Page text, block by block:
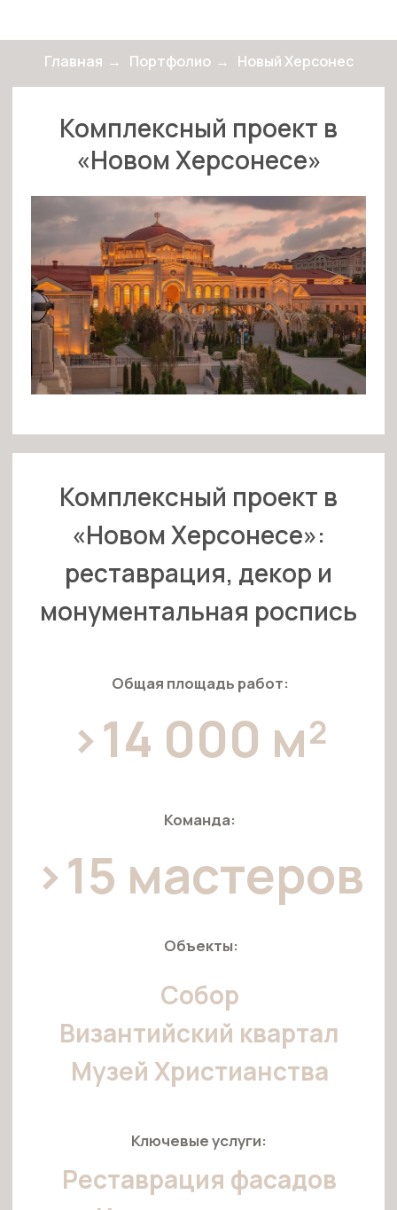
Главная → Портфолио → Новый Херсонес
Комплексный проект в
«Новом Херсонесе»
Комплексный проект в
«Новом Херсонесе»:
монументальная роспись
Ключевые услуги:
Команда:
Объекты:
Имитация камня
Фрески
Византийский квартал
Музей Христианства
>15 мастеров
>14 000 м²
ЗАДАЧА:
Воссоздать дух эпохи Византии в рекордно сжатые сроки